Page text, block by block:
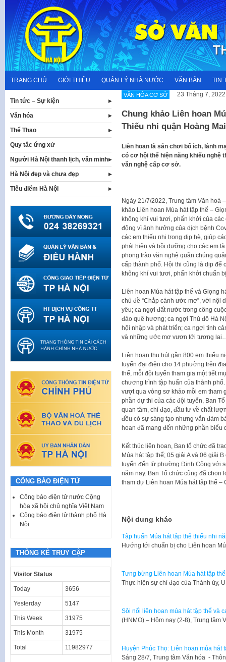
content
TRANG CHỦ GIỚI THIỆU QUẢN LÝ NHÀ NƯỚC VĂN BẢN TIN
VĂN HÓA CƠ SỞ 23 Tháng 7, 2022
Chung khảo Liên hoan
Thiếu nhi quận Hoàng
Liên hoan là sân chơi bổ ích, lành
có cơ hội thể hiện năng khiếu nghệ
văn nghệ cấp cơ sở.
Ngày 21/7/2022, Trung tâm Văn hoá
khảo Liên hoan Múa hát tập thể –
không khí vui tươi, phấn khởi của
động vì ảnh hưởng của dịch bệnh
các em thiếu nhi trong dịp hè, giúp
phát hiện và bồi dưỡng cho các em
phong trào văn nghệ quần chúng
cấp thành phố. Hội thi cũng là dịp để
không khí vui tươi, phấn khởi chuẩn
Liên hoan Múa hát tập thể và Giọng
chủ đề “Chắp cánh ước mơ”, với nội
yêu; ca ngợi đất nước trong công
đảo quê hương; ca ngợi Thủ đô Hà
hội nhập và phát triển; ca ngợi tình
và những ước mơ vươn tới tương
Liên hoan thu hút gần 800 em thiếu
tuyển đại điện cho 14 phường trên
thể, mỗi đội tuyển tham gia một tiết
chương trình tập huấn của thành
vượt qua vòng sơ khảo mỗi em tham
phần dự thi của các đội tuyển, Ban
quan tâm, chỉ đạo, đầu tư về chất
đều có sự sáng tạo nhưng vẫn đảm
hoan đã mang đến những phần biểu
Kết thúc liên hoan, Ban tổ chức đã
Múa hát tập thể; 05 giải A và 06 giải
tuyển đến từ phường Định Công với
năm nay. Ban Tổ chức cũng đã
tham dự Liên hoan Múa hát tập thể –
Nội dung khác
Tập huấn Múa hát tập thể thiếu nhi
Hướng tới chuẩn bị cho Liên hoan
Tưng bừng Liên hoan Múa hát tập
Thực hiện sự chỉ đạo của Thành ủy,
Sôi nổi liên hoan múa hát tập thể và
(HNMO) – Hôm nay (2-8), Trung tâm
Huyện Phúc Thọ: Liên hoan múa hát
Sáng 28/7, Trung tâm Văn hóa -
Tin tức – Sự kiện
Văn hóa
Thể Thao
Quy tắc ứng xử
Người Hà Nội thanh lịch, văn minh
Hà Nội đẹp và chưa đẹp
Tiêu điểm Hà Nội
CÔNG BÁO ĐIỆN TỬ
Công báo điện tử nước Cộng
hòa xã hội chủ nghĩa Việt Nam
Công báo điện tử thành phố Hà
Nội
THỐNG KÊ TRUY CẬP
Visitor Status
Today 3656
Yesterday 5147
This Week 31975
This Month 31975
Total 11982977